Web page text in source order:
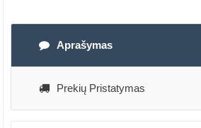
Aprašymas
Prekių Pristatymas